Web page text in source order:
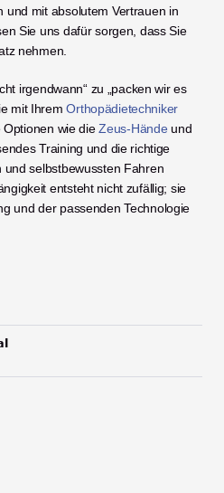
und mit absolutem Vertrauen in
Sie uns dafür sorgen, dass Sie
nehmen.
irgendwann“ zu „packen wir es
mit Ihrem Orthopädietechniker
Optionen wie die Zeus-Hände und
Training und die richtige
und selbstbewussten Fahren
entsteht nicht zufällig; sie
und der passenden Technologie